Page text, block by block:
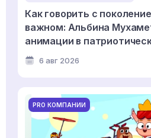
Как говорить с
важном: Альбина
анимации в
6 авг 2026
PRO КОМПАНИИ